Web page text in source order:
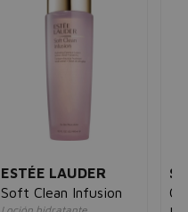
ESTÉE LAUDER
Soft Clean Infusion